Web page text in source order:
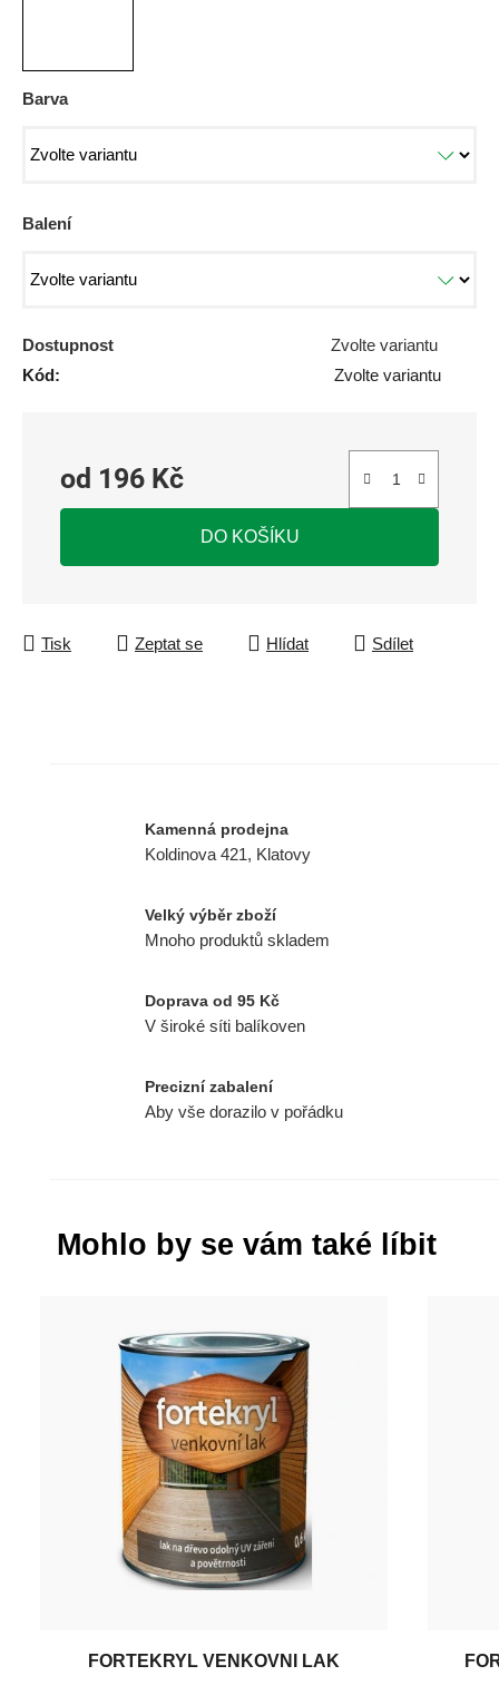
Barva
Balení
Dostupnost
Zvolte variantu
Kód:
Zvolte variantu
od 196 Kč
Měrná cena:
DO KOŠÍKU
Tisk Zeptat se Hlídat Sdílet
Kamenná prodejna
Koldinova 421, Klatovy
Velký výběr zboží
Mnoho produktů skladem
Doprava od 95 Kč
V široké síti balíkoven
Precizní zabalení
Aby vše dorazilo v pořádku
Mohlo by se vám také líbit
FORTEKRYL VENKOVNÍ LAK